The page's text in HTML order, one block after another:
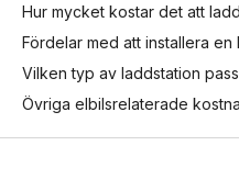
Hur mycket kostar det att
Fördelar med att installera en
Vilken typ av laddstation
Övriga elbilsrelaterade